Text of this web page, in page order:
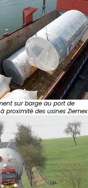
sur barge au port de
proximité des usines Ziemex